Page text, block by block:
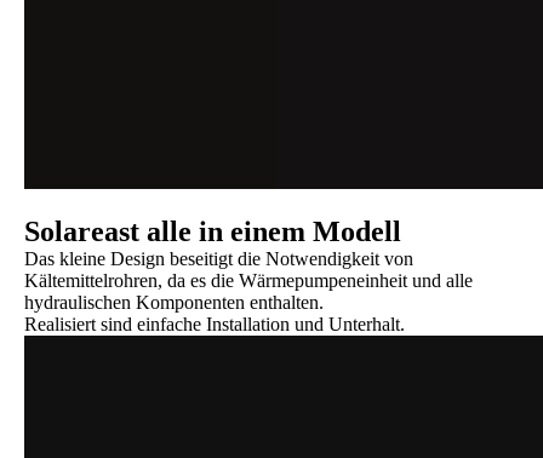
Solareast alle in einem Modell
Das kleine Design beseitigt die Notwendigkeit von
Kältemittelrohren, da es die Wärmepumpeneinheit und alle
hydraulischen Komponenten enthalten.
Realisiert sind einfache Installation und Unterhalt.